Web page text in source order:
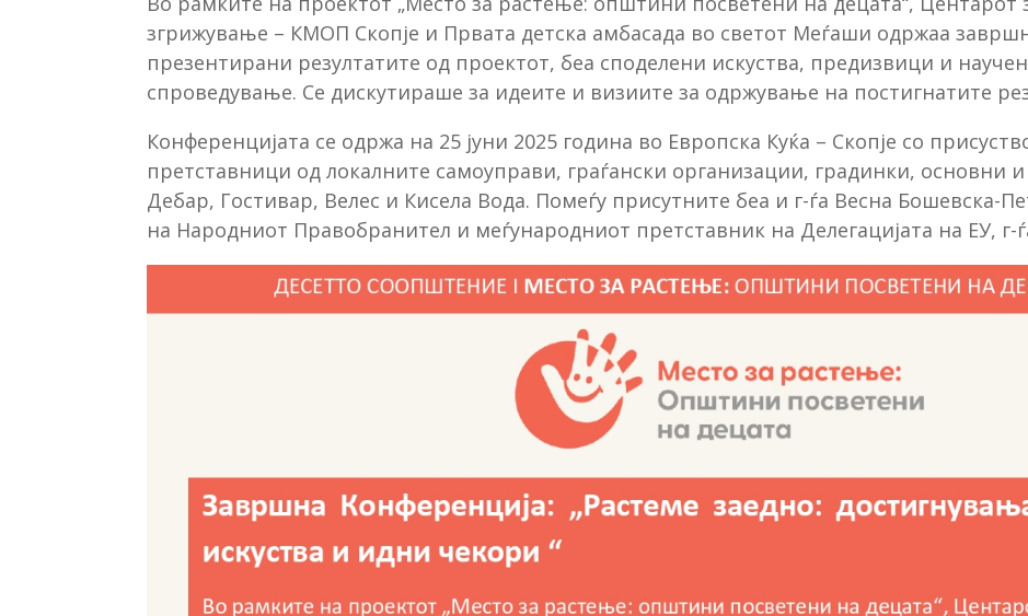
згрижување – КМOП Скопје и Првата детска амбасада во светот Меѓаши одржаа
презентирани резултатите од проектот, беа споделени искуства, предизвици и
спроведување. Се дискутираше за идеите и визиите за одржување на постигнатите
Конференцијата се одржа на 25 јуни 2025 година во Европска Куќа – Скопје со
претставници од локалните самоуправи, граѓански организации, градинки, основни
Дебар, Гостивар, Велес и Кисела Вода. Помеѓу присутните беа и г-ѓа Весна Бошевска-
на Народниот Правобранител и меѓународниот претставник на Делегацијата на ЕУ, г-